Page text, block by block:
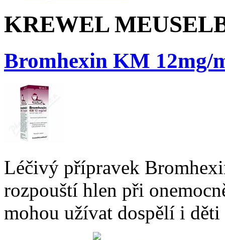
KREWEL
Bromhexin KM 12mg/
Léčivý přípravek
rozpouští hlen při
mohou užívat dospělí i